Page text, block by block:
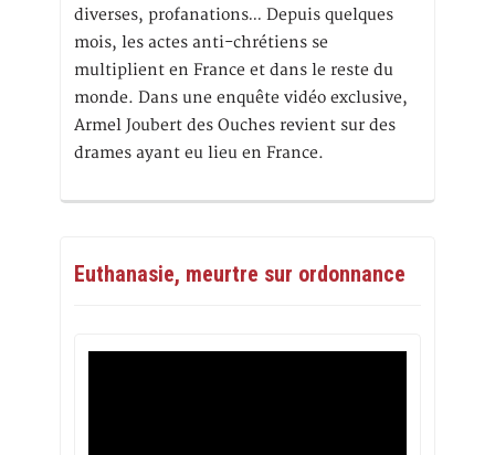
diverses, profanations… Depuis quelques
mois, les actes anti-chrétiens se
multiplient en France et dans le reste du
monde. Dans une enquête vidéo exclusive,
Armel Joubert des Ouches revient sur des
drames ayant eu lieu en France.
Euthanasie, meurtre sur ordonnance